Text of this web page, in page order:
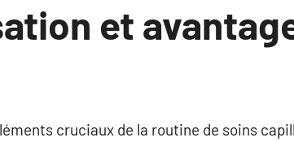
et
cruciaux de la routine de soins